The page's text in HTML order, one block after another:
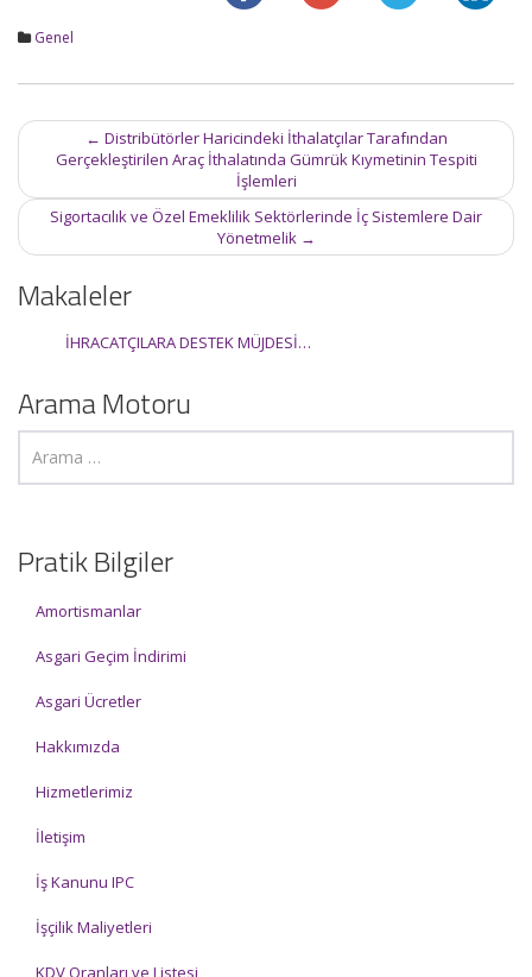
Genel
Post
navigation
← Distribütörler Haricindeki İthalatçılar Tarafından
Gerçekleştirilen Araç İthalatında Gümrük Kıymetinin Tespiti
İşlemleri
Sigortacılık ve Özel Emeklilik Sektörlerinde İç Sistemlere Dair
Yönetmelik →
Makaleler
İHRACATÇILARA DESTEK MÜJDESİ…
Arama Motoru
Pratik Bilgiler
Amortismanlar
Asgari Geçim İndirimi
Asgari Ücretler
Hakkımızda
Hizmetlerimiz
İletişim
İş Kanunu IPC
İşçilik Maliyetleri
KDV Oranları ve Listesi